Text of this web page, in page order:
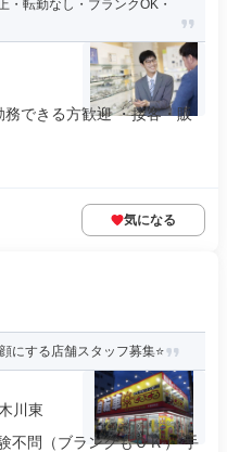
転勤なし・ブランクOK・
できる方歓迎 ・接客・販
気になる
にする店舗スタッフ募集⭐
川東
不問（ブランクもＯＫ） 手